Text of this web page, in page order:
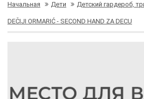
Начальная Дети Детский гардероб,
DEČIJI ORMARIĆ - SECOND HAND ZA DECU